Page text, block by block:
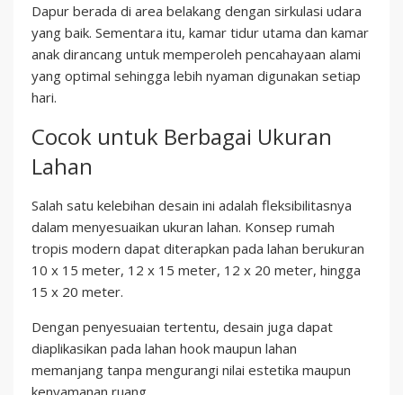
Dapur berada di area belakang dengan sirkulasi udara
yang baik. Sementara itu, kamar tidur utama dan kamar
anak dirancang untuk memperoleh pencahayaan alami
yang optimal sehingga lebih nyaman digunakan setiap
hari.
Cocok untuk Berbagai Ukuran
Lahan
Salah satu kelebihan desain ini adalah fleksibilitasnya
dalam menyesuaikan ukuran lahan. Konsep rumah
tropis modern dapat diterapkan pada lahan berukuran
10 x 15 meter, 12 x 15 meter, 12 x 20 meter, hingga
15 x 20 meter.
Dengan penyesuaian tertentu, desain juga dapat
diaplikasikan pada lahan hook maupun lahan
memanjang tanpa mengurangi nilai estetika maupun
kenyamanan ruang.